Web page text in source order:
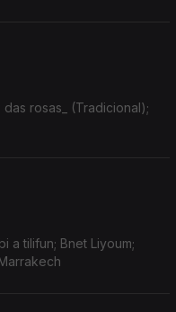
rosas_ (Tradicional);
a tilifun; Bnet Liyoum;